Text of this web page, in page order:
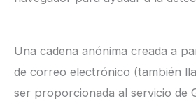
Una cadena anónima creada a
de correo electrónico (también
ser proporcionada al servicio de